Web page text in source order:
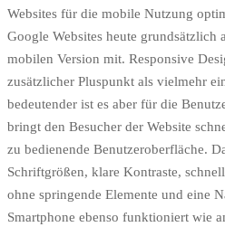
Websites für die mobile Nutzung
Google Websites heute grundsätzlich
mobilen Version mit. Responsive
zusätzlicher Pluspunkt als vielmehr
bedeutender ist es aber für die
bringt den Besucher der Website
zu bedienende Benutzeroberfläche.
Schriftgrößen, klare Kontraste,
ohne springende Elemente und eine
Smartphone ebenso funktioniert wie